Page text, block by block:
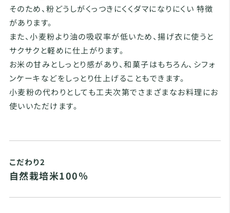
そのため、粉どうしがくっつきにくくダマになりにくい 特徴
があります。
また、小麦粉より油の吸収率が低いため、揚げ衣に使うと
サクサクと軽めに仕上がります。
お米の甘みとしっとり感があり、和菓子はもちろん、シフォ
ンケーキなどをしっとり仕上げることもできます。
小麦粉の代わりとしても工夫次第でさまざまなお料理にお
使いいただけます。
こだわり2
自然栽培米100％